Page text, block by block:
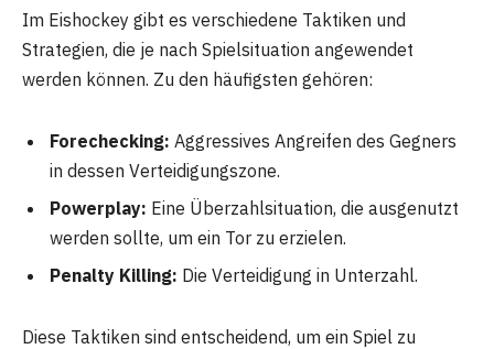
Im Eishockey gibt es verschiedene Taktiken und
Strategien, die je nach Spielsituation angewendet
werden können. Zu den häufigsten gehören:
Forechecking: Aggressives Angreifen des Gegners
in dessen Verteidigungszone.
Powerplay: Eine Überzahlsituation, die ausgenutzt
werden sollte, um ein Tor zu erzielen.
Penalty Killing: Die Verteidigung in Unterzahl.
Diese Taktiken sind entscheidend, um ein Spiel zu